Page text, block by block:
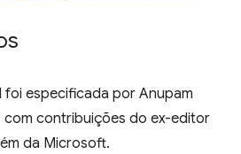
foi especificada por Anupam
com contribuições do ex-editor
da Microsoft.